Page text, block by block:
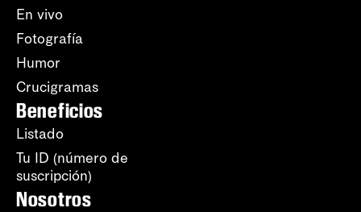
En vivo
Fotografía
Humor
Crucigramas
Beneficios
Listado
Tu ID (número de
suscripción)
Nosotros